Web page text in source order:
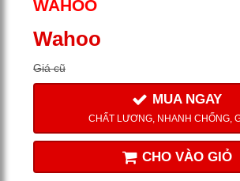
WAHOO
Wahoo
Giá cũ
MUA NGAY
CHẤT LƯƠNG, NHANH CHỐNG,
CHO VÀO GIỎ